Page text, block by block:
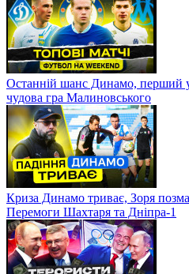
Останній шанс Динамо, перший
чудова гра Малиновського
Криза Динамо триває, Зоря
Перемоги Шахтаря та Дніпра-1